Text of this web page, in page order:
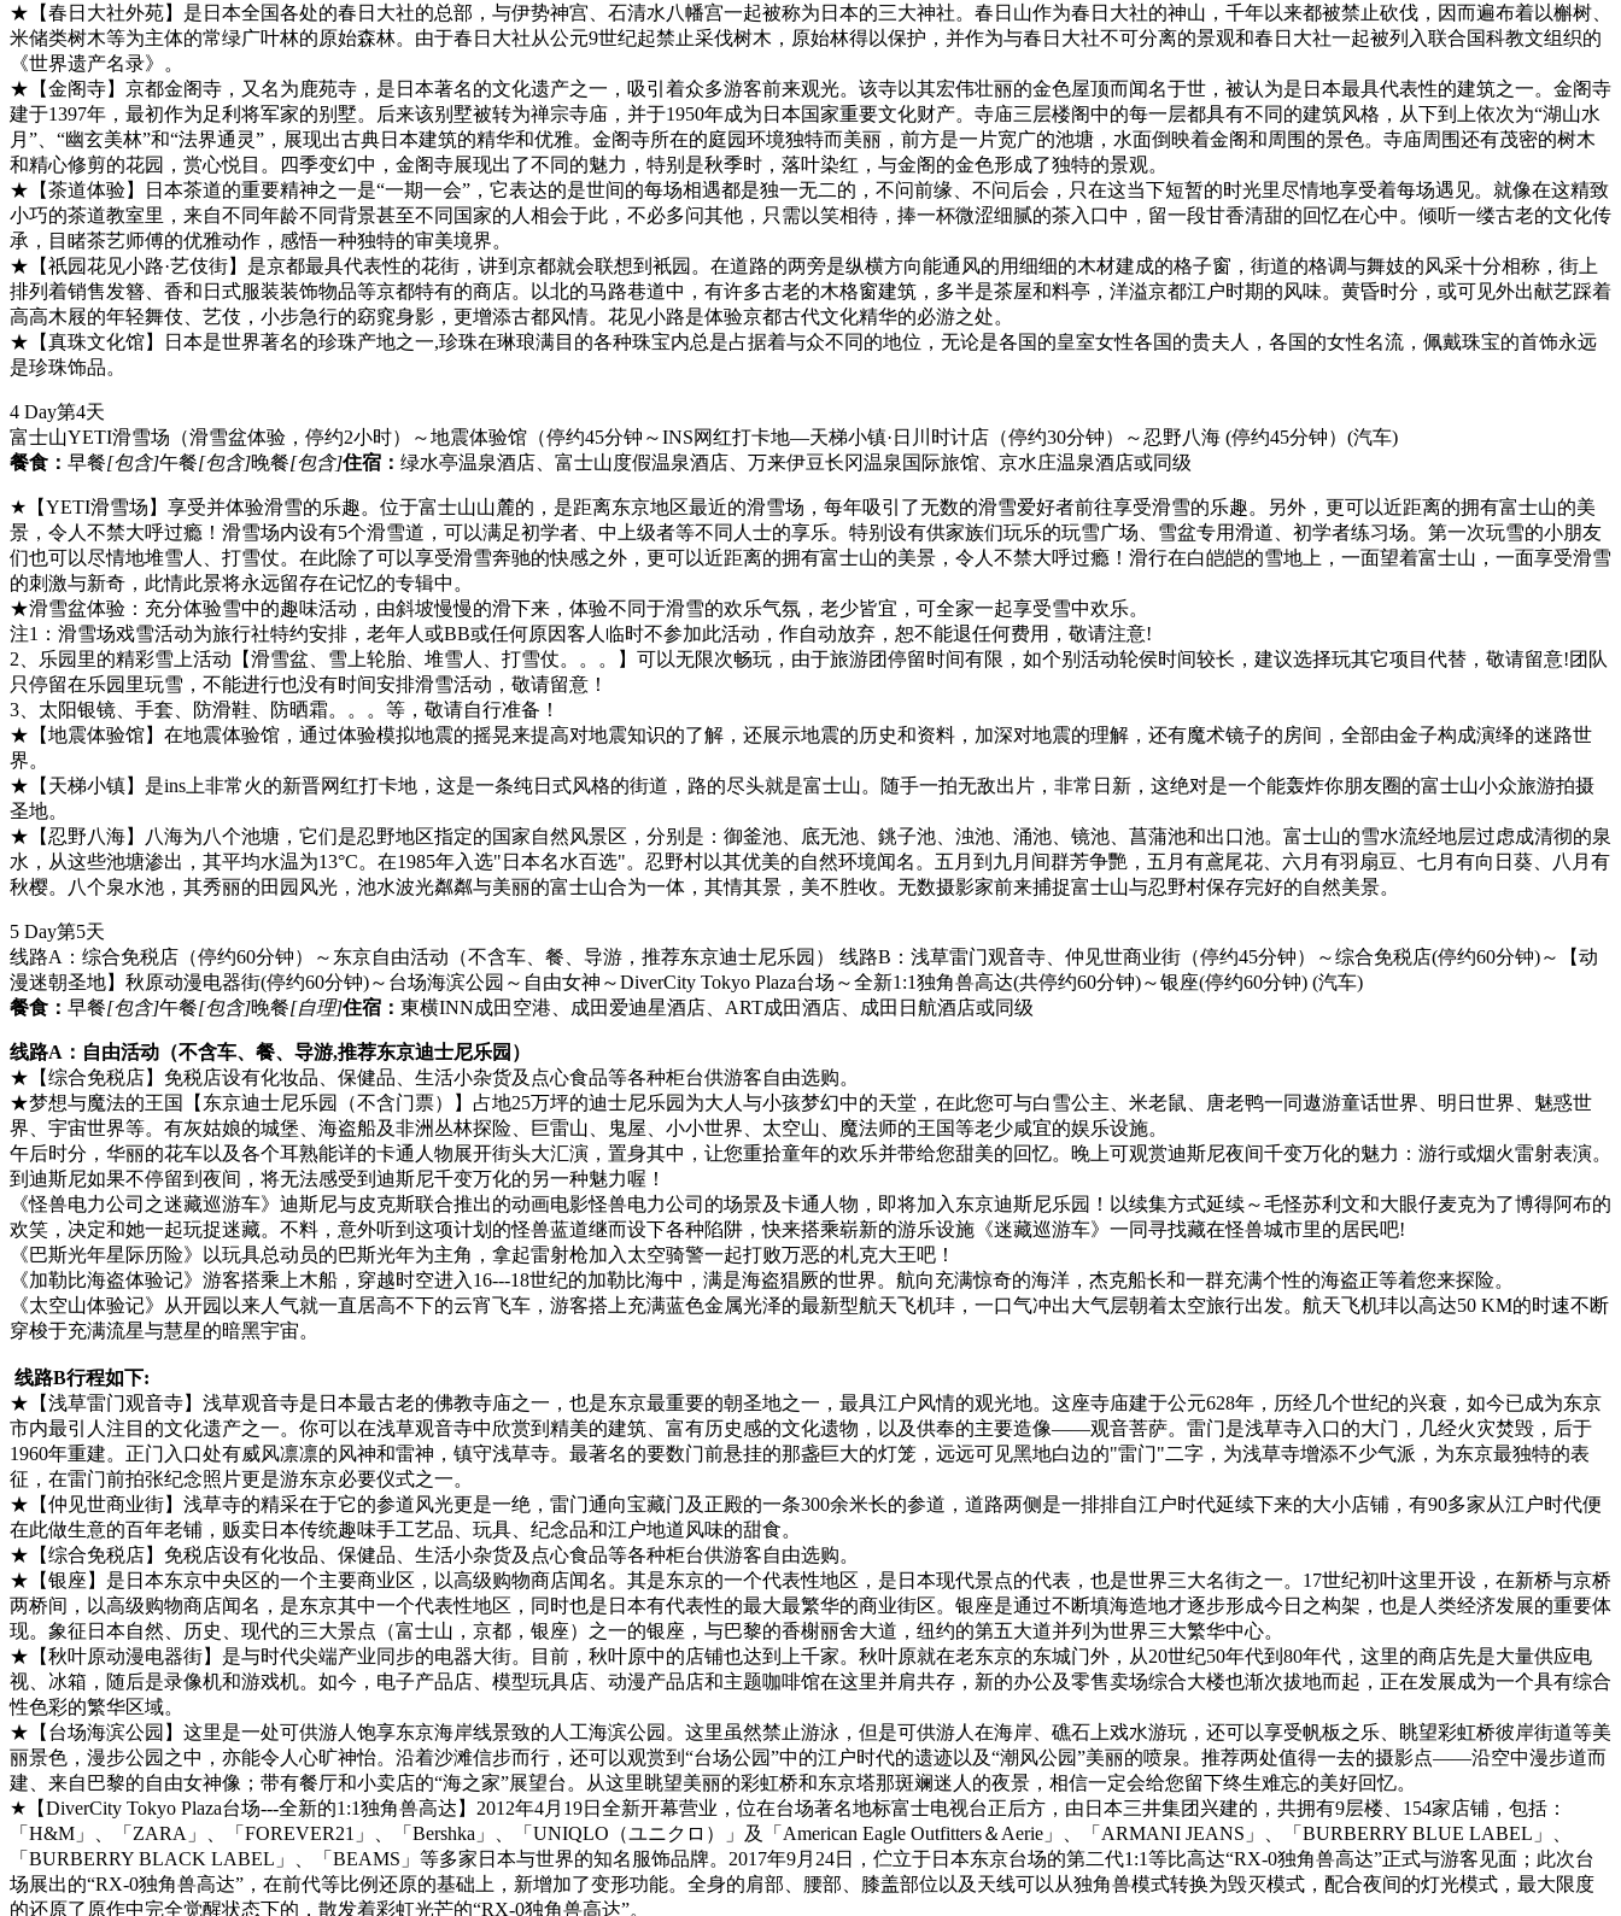
★【春日大社外苑】是日本全国各处的春日大社的总部，与伊势神宫、石清水八幡宫一起被称为日本的三大神社。春日山作为春日大社的神山，千年以来都被禁止砍伐，因而遍布着以槲树、
米储类树木等为主体的常绿广叶林的原始森林。由于春日大社从公元9世纪起禁止采伐树木，原始林得以保护，并作为与春日大社不可分离的景观和春日大社一起被列入联合国科教文组织的
《世界遗产名录》。
★【金阁寺】京都金阁寺，又名为鹿苑寺，是日本著名的文化遗产之一，吸引着众多游客前来观光。该寺以其宏伟壮丽的金色屋顶而闻名于世，被认为是日本最具代表性的建筑之一。金阁寺
建于1397年，最初作为足利将军家的别墅。后来该别墅被转为禅宗寺庙，并于1950年成为日本国家重要文化财产。寺庙三层楼阁中的每一层都具有不同的建筑风格，从下到上依次为“湖山水
月”、“幽玄美林”和“法界通灵”，展现出古典日本建筑的精华和优雅。金阁寺所在的庭园环境独特而美丽，前方是一片宽广的池塘，水面倒映着金阁和周围的景色。寺庙周围还有茂密的树木
和精心修剪的花园，赏心悦目。四季变幻中，金阁寺展现出了不同的魅力，特别是秋季时，落叶染红，与金阁的金色形成了独特的景观。
★【茶道体验】日本茶道的重要精神之一是“一期一会”，它表达的是世间的每场相遇都是独一无二的，不问前缘、不问后会，只在这当下短暂的时光里尽情地享受着每场遇见。就像在这精致
小巧的茶道教室里，来自不同年龄不同背景甚至不同国家的人相会于此，不必多问其他，只需以笑相待，捧一杯微涩细腻的茶入口中，留一段甘香清甜的回忆在心中。倾听一缕古老的文化传
承，目睹茶艺师傅的优雅动作，感悟一种独特的审美境界。
★【祇园花见小路·艺伎街】是京都最具代表性的花街，讲到京都就会联想到衹园。在道路的两旁是纵横方向能通风的用细细的木材建成的格子窗，街道的格调与舞妓的风采十分相称，街上
排列着销售发簪、香和日式服装装饰物品等京都特有的商店。以北的马路巷道中，有许多古老的木格窗建筑，多半是茶屋和料亭，洋溢京都江户时期的风味。黄昏时分，或可见外出献艺踩着
高高木屐的年轻舞伎、艺伎，小步急行的窈窕身影，更增添古都风情。花见小路是体验京都古代文化精华的必游之处。
★【真珠文化馆】日本是世界著名的珍珠产地之一,珍珠在琳琅满目的各种珠宝内总是占据着与众不同的地位，无论是各国的皇室女性各国的贵夫人，各国的女性名流，佩戴珠宝的首饰永远
是珍珠饰品。
4 Day第4天
富士山YETI滑雪场（滑雪盆体验，停约2小时）～地震体验馆（停约45分钟～INS网红打卡地—天梯小镇·日川时计店（停约30分钟）～忍野八海 (停约45分钟） (汽车)
餐食： 早餐[包含]午餐[包含]晚餐[包含]住宿： 绿水亭温泉酒店、富士山度假温泉酒店、万来伊豆长冈温泉国际旅馆、京水庄温泉酒店或同级
★【YETI滑雪场】享受并体验滑雪的乐趣。位于富士山山麓的，是距离东京地区最近的滑雪场，每年吸引了无数的滑雪爱好者前往享受滑雪的乐趣。另外，更可以近距离的拥有富士山的美
景，令人不禁大呼过瘾！滑雪场内设有5个滑雪道，可以满足初学者、中上级者等不同人士的享乐。特别设有供家族们玩乐的玩雪广场、雪盆专用滑道、初学者练习场。第一次玩雪的小朋友
们也可以尽情地堆雪人、打雪仗。在此除了可以享受滑雪奔驰的快感之外，更可以近距离的拥有富士山的美景，令人不禁大呼过瘾！滑行在白皑皑的雪地上，一面望着富士山，一面享受滑雪
的刺激与新奇，此情此景将永远留存在记忆的专辑中。
★滑雪盆体验：充分体验雪中的趣味活动，由斜坡慢慢的滑下来，体验不同于滑雪的欢乐气氛，老少皆宜，可全家一起享受雪中欢乐。
注1：滑雪场戏雪活动为旅行社特约安排，老年人或BB或任何原因客人临时不参加此活动，作自动放弃，恕不能退任何费用，敬请注意!
2、乐园里的精彩雪上活动【滑雪盆、雪上轮胎、堆雪人、打雪仗。。。】可以无限次畅玩，由于旅游团停留时间有限，如个别活动轮侯时间较长，建议选择玩其它项目代替，敬请留意!团队
只停留在乐园里玩雪，不能进行也没有时间安排滑雪活动，敬请留意！
3、太阳银镜、手套、防滑鞋、防晒霜。。。等，敬请自行准备！
★【地震体验馆】在地震体验馆，通过体验模拟地震的摇晃来提高对地震知识的了解，还展示地震的历史和资料，加深对地震的理解，还有魔术镜子的房间，全部由金子构成演绎的迷路世
界。
★【天梯小镇】是ins上非常火的新晋网红打卡地，这是一条纯日式风格的街道，路的尽头就是富士山。随手一拍无敌出片，非常日新，这绝对是一个能轰炸你朋友圈的富士山小众旅游拍摄
圣地。
★【忍野八海】八海为八个池塘，它们是忍野地区指定的国家自然风景区，分别是：御釜池、底无池、銚子池、浊池、涌池、镜池、菖蒲池和出口池。富士山的雪水流经地层过虑成清彻的泉
水，从这些池塘渗出，其平均水温为13°C。在1985年入选"日本名水百选"。忍野村以其优美的自然环境闻名。五月到九月间群芳争艷，五月有鳶尾花、六月有羽扇豆、七月有向日葵、八月有
秋樱。八个泉水池，其秀丽的田园风光，池水波光粼粼与美丽的富士山合为一体，其情其景，美不胜收。无数摄影家前来捕捉富士山与忍野村保存完好的自然美景。
5 Day第5天
线路A：综合免税店（停约60分钟）～东京自由活动（不含车、餐、导游，推荐东京迪士尼乐园） 线路B：浅草雷门观音寺、仲见世商业街（停约45分钟）～综合免税店(停约60分钟)～【动
漫迷朝圣地】秋原动漫电器街(停约60分钟)～台场海滨公园～自由女神～DiverCity Tokyo Plaza台场～全新1:1独角兽高达(共停约60分钟)～银座(停约60分钟) (汽车)
餐食： 早餐[包含]午餐[包含]晚餐[自理]住宿： 東横INN成田空港、成田爱迪星酒店、ART成田酒店、成田日航酒店或同级
线路A：自由活动（不含车、餐、导游,推荐东京迪士尼乐园）
★【综合免税店】免税店设有化妆品、保健品、生活小杂货及点心食品等各种柜台供游客自由选购。
★梦想与魔法的王国【东京迪士尼乐园（不含门票）】占地25万坪的迪士尼乐园为大人与小孩梦幻中的天堂，在此您可与白雪公主、米老鼠、唐老鸭一同遨游童话世界、明日世界、魅惑世
界、宇宙世界等。有灰姑娘的城堡、海盗船及非洲丛林探险、巨雷山、鬼屋、小小世界、太空山、魔法师的王国等老少咸宜的娱乐设施。
午后时分，华丽的花车以及各个耳熟能详的卡通人物展开街头大汇演，置身其中，让您重拾童年的欢乐并带给您甜美的回忆。晚上可观赏迪斯尼夜间千变万化的魅力：游行或烟火雷射表演。
到迪斯尼如果不停留到夜间，将无法感受到迪斯尼千变万化的另一种魅力喔！
《怪兽电力公司之迷藏巡游车》迪斯尼与皮克斯联合推出的动画电影怪兽电力公司的场景及卡通人物，即将加入东京迪斯尼乐园！以续集方式延续～毛怪苏利文和大眼仔麦克为了博得阿布的
欢笑，决定和她一起玩捉迷藏。不料，意外听到这项计划的怪兽蓝道继而设下各种陷阱，快来搭乘崭新的游乐设施《迷藏巡游车》一同寻找藏在怪兽城市里的居民吧!
《巴斯光年星际历险》以玩具总动员的巴斯光年为主角，拿起雷射枪加入太空骑警一起打败万恶的札克大王吧！
《加勒比海盗体验记》游客搭乘上木船，穿越时空进入16---18世纪的加勒比海中，满是海盗猖厥的世界。航向充满惊奇的海洋，杰克船长和一群充满个性的海盗正等着您来探险。
《太空山体验记》从开园以来人气就一直居高不下的云宵飞车，游客搭上充满蓝色金属光泽的最新型航天飞机玤，一口气冲出大气层朝着太空旅行出发。航天飞机玤以高达50 KM的时速不断
穿梭于充满流星与慧星的暗黑宇宙。
线路B行程如下:
★【浅草雷门观音寺】浅草观音寺是日本最古老的佛教寺庙之一，也是东京最重要的朝圣地之一，最具江户风情的观光地。这座寺庙建于公元628年，历经几个世纪的兴衰，如今已成为东京
市内最引人注目的文化遗产之一。你可以在浅草观音寺中欣赏到精美的建筑、富有历史感的文化遗物，以及供奉的主要造像——观音菩萨。雷门是浅草寺入口的大门，几经火灾焚毁，后于
1960年重建。正门入口处有威风凛凛的风神和雷神，镇守浅草寺。最著名的要数门前悬挂的那盏巨大的灯笼，远远可见黑地白边的"雷门"二字，为浅草寺增添不少气派，为东京最独特的表
征，在雷门前拍张纪念照片更是游东京必要仪式之一。
★【仲见世商业街】浅草寺的精采在于它的参道风光更是一绝，雷门通向宝藏门及正殿的一条300余米长的参道，道路两侧是一排排自江户时代延续下来的大小店铺，有90多家从江户时代便
在此做生意的百年老铺，贩卖日本传统趣味手工艺品、玩具、纪念品和江户地道风味的甜食。
★【综合免税店】免税店设有化妆品、保健品、生活小杂货及点心食品等各种柜台供游客自由选购。
★【银座】是日本东京中央区的一个主要商业区，以高级购物商店闻名。其是东京的一个代表性地区，是日本现代景点的代表，也是世界三大名街之一。17世纪初叶这里开设，在新桥与京桥
两桥间，以高级购物商店闻名，是东京其中一个代表性地区，同时也是日本有代表性的最大最繁华的商业街区。银座是通过不断填海造地才逐步形成今日之构架，也是人类经济发展的重要体
现。象征日本自然、历史、现代的三大景点（富士山，京都，银座）之一的银座，与巴黎的香榭丽舍大道，纽约的第五大道并列为世界三大繁华中心。
★【秋叶原动漫电器街】是与时代尖端产业同步的电器大街。目前，秋叶原中的店铺也达到上千家。秋叶原就在老东京的东城门外，从20世纪50年代到80年代，这里的商店先是大量供应电
视、冰箱，随后是录像机和游戏机。如今，电子产品店、模型玩具店、动漫产品店和主题咖啡馆在这里并肩共存，新的办公及零售卖场综合大楼也渐次拔地而起，正在发展成为一个具有综合
性色彩的繁华区域。
★【台场海滨公园】这里是一处可供游人饱享东京海岸线景致的人工海滨公园。这里虽然禁止游泳，但是可供游人在海岸、礁石上戏水游玩，还可以享受帆板之乐、眺望彩虹桥彼岸街道等美
丽景色，漫步公园之中，亦能令人心旷神怡。沿着沙滩信步而行，还可以观赏到“台场公园”中的江户时代的遗迹以及“潮风公园”美丽的喷泉。推荐两处值得一去的摄影点——沿空中漫步道而
建、来自巴黎的自由女神像；带有餐厅和小卖店的“海之家”展望台。从这里眺望美丽的彩虹桥和东京塔那斑斓迷人的夜景，相信一定会给您留下终生难忘的美好回忆。
★【DiverCity Tokyo Plaza台场---全新的1:1独角兽高达】2012年4月19日全新开幕营业，位在台场著名地标富士电视台正后方，由日本三井集团兴建的，共拥有9层楼、154家店铺，包括：
「H&M」、「ZARA」、「FOREVER21」、「Bershka」、「UNIQLO（ユニクロ）」及「American Eagle Outfitters＆Aerie」、「ARMANI JEANS」、「BURBERRY BLUE LABEL」、
「BURBERRY BLACK LABEL」、「BEAMS」等多家日本与世界的知名服饰品牌。2017年9月24日，伫立于日本东京台场的第二代1:1等比高达“RX-0独角兽高达”正式与游客见面；此次台
场展出的“RX-0独角兽高达”，在前代等比例还原的基础上，新增加了变形功能。全身的肩部、腰部、膝盖部位以及天线可以从独角兽模式转换为毁灭模式，配合夜间的灯光模式，最大限度
的还原了原作中完全觉醒状态下的，散发着彩虹光芒的“RX-0独角兽高达”。